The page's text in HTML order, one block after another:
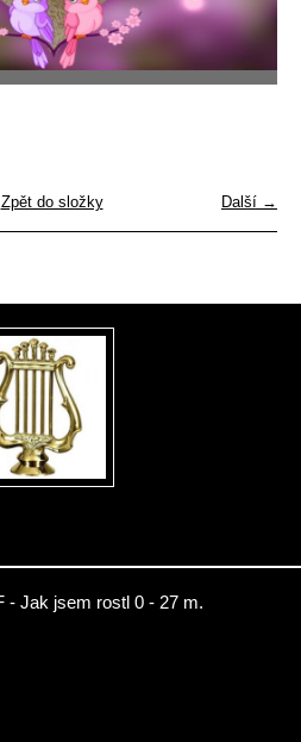
Další →
Zpět do složky
- Jak jsem rostl 0 - 27 m.